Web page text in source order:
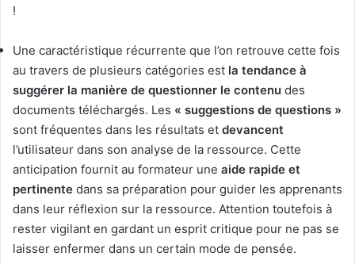
!
Une caractéristique récurrente que l’on retrouve cette fois
au travers de plusieurs catégories est la tendance à
suggérer la manière de questionner le contenu des
documents téléchargés. Les « suggestions de questions »
sont fréquentes dans les résultats et devancent
l’utilisateur dans son analyse de la ressource. Cette
anticipation fournit au formateur une aide rapide et
pertinente dans sa préparation pour guider les apprenants
dans leur réflexion sur la ressource. Attention toutefois à
rester vigilant en gardant un esprit critique pour ne pas se
laisser enfermer dans un certain mode de pensée.